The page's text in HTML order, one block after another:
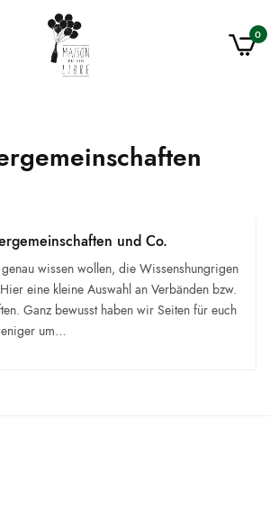
0
und Co.
wissen wollen, die Wissenshungrigen
eine kleine Auswahl an Verbänden bzw.
Ganz bewusst haben wir Seiten für euch
um…